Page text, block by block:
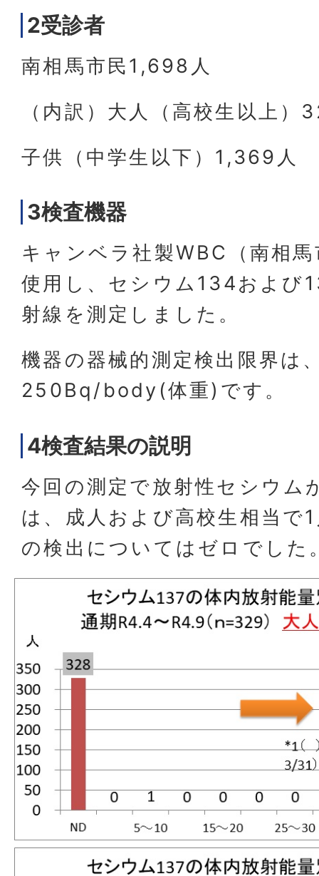
2受診者
南相馬市民1,698人
（内訳）大人（高校生以上）
子供（中学生以下）1,369人
3検査機器
キャンベラ社製WBC（南相
使用し、セシウム134および
射線を測定しました。
機器の器械的測定検出限界は
250Bq/body(体重)です。
4検査結果の説明
今回の測定で放射性セシウム
は、成人および高校生相当で
の検出についてはゼロでした